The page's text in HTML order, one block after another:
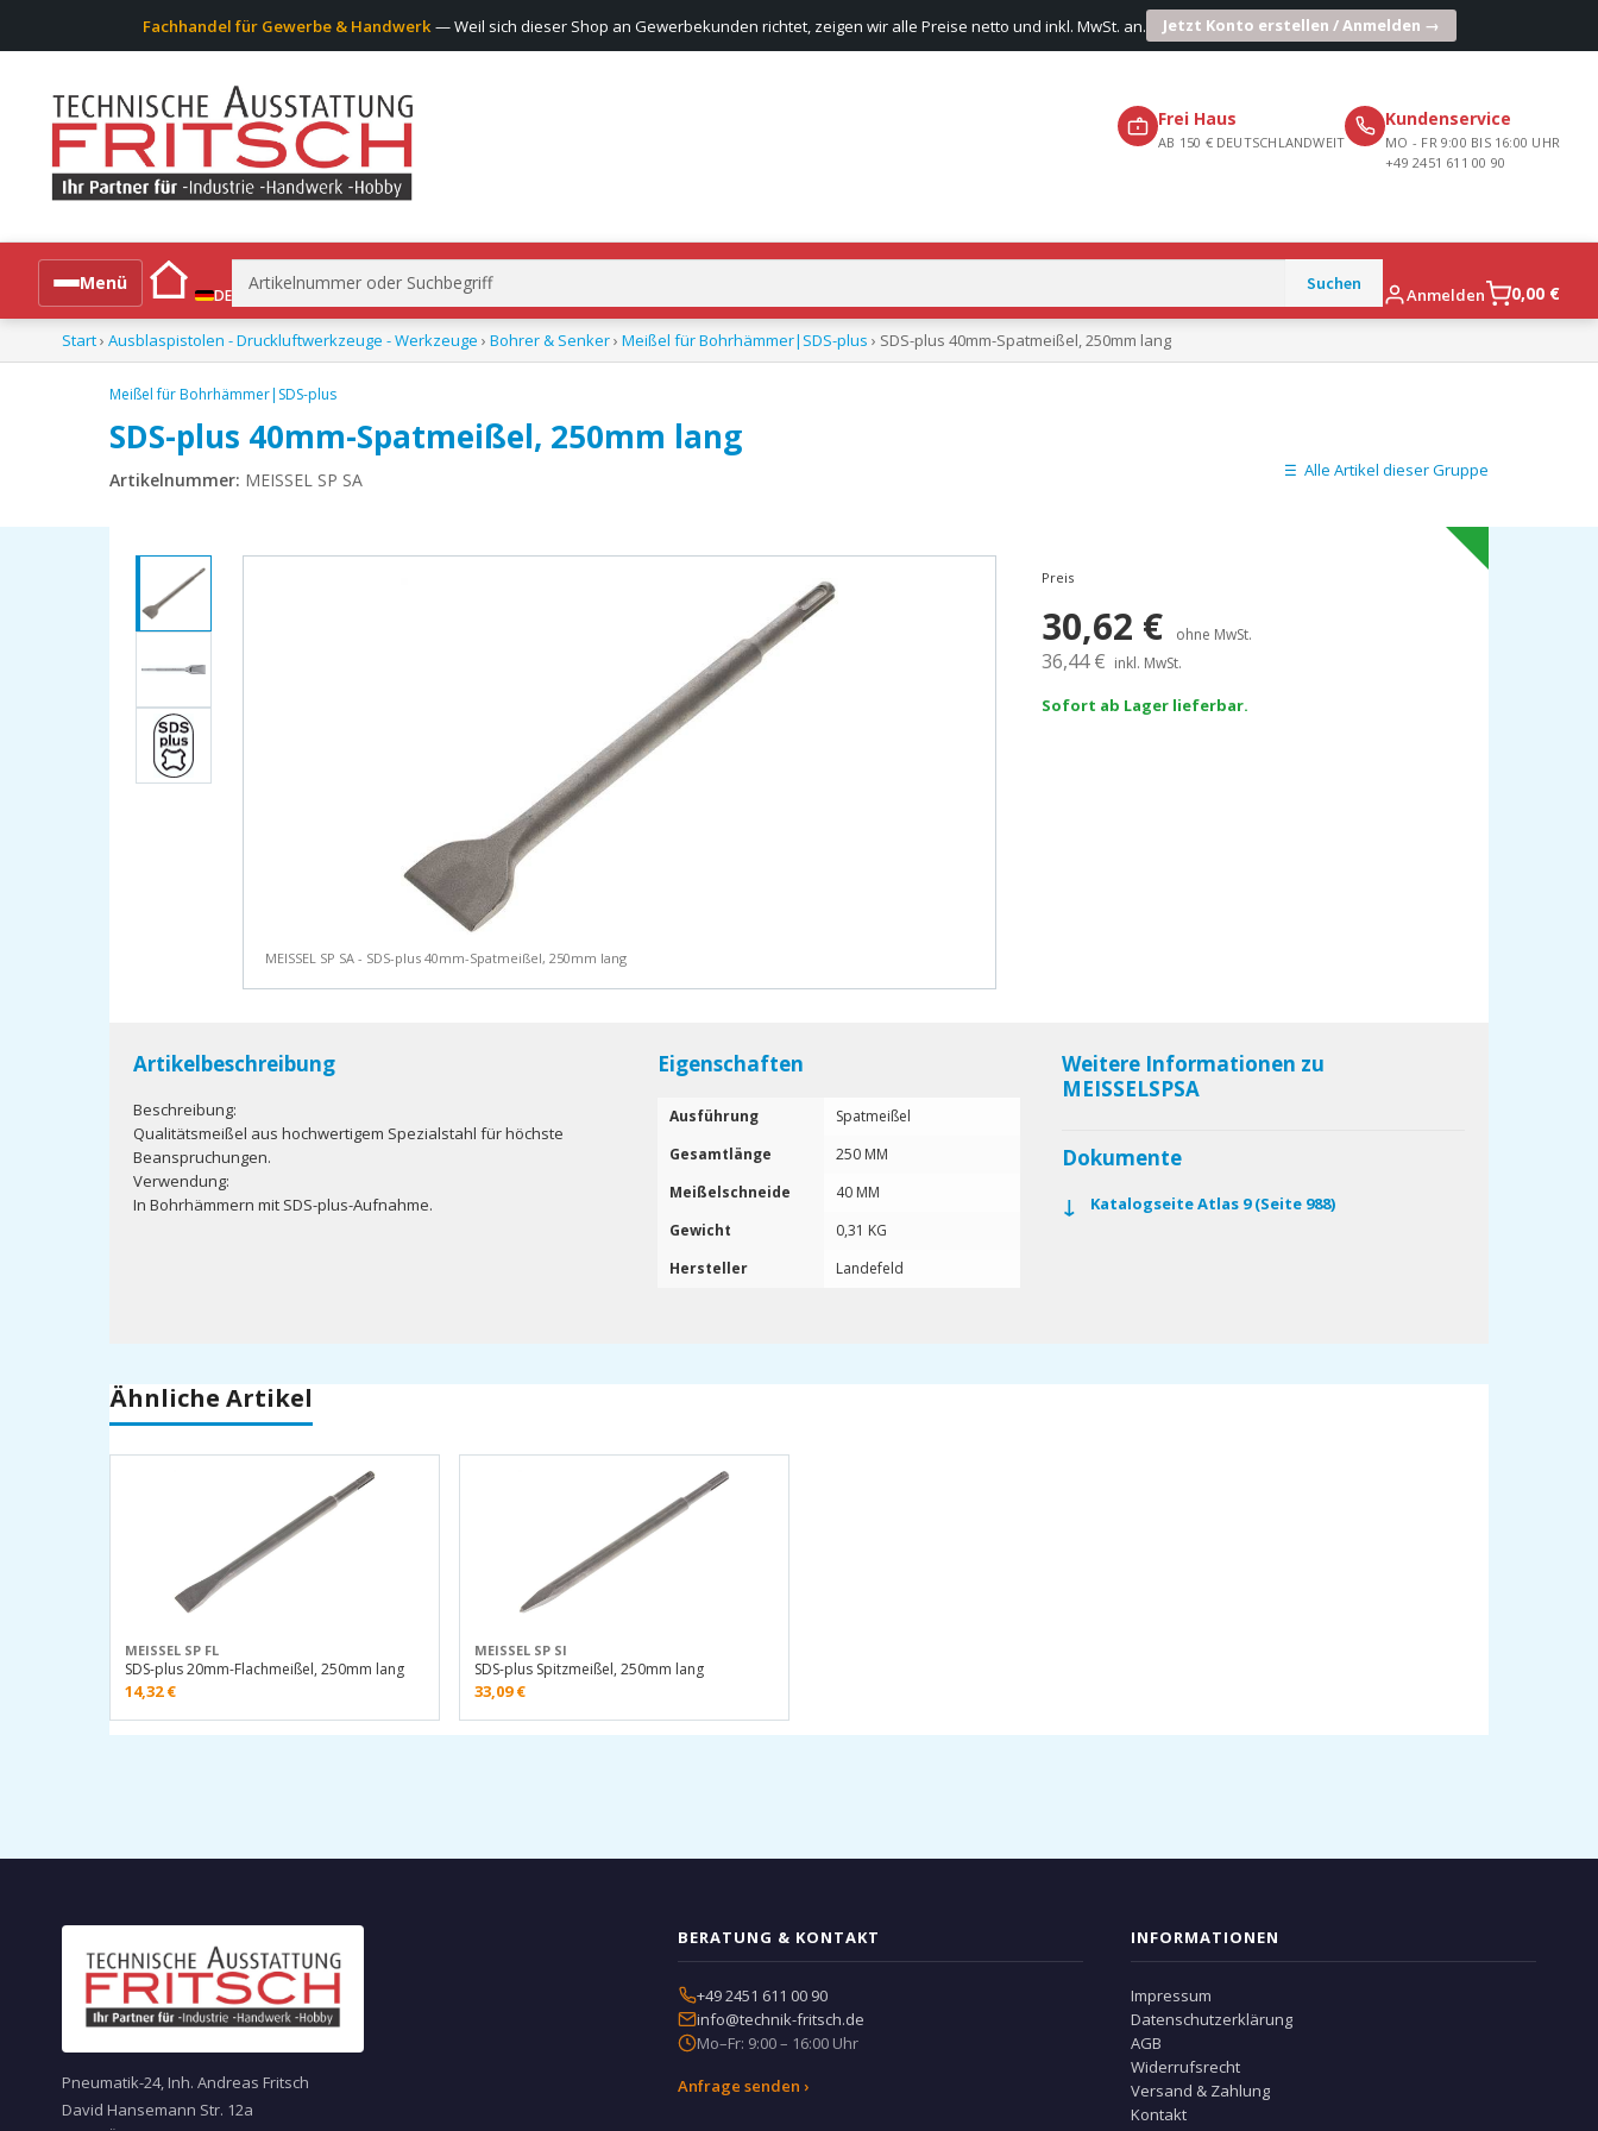
Fachhandel für Gewerbe & Handwerk — Weil sich dieser Shop an Gewerbekunden richtet, zeigen wir alle Preise netto und inkl. MwSt. an. Jetzt Konto erstellen / Anmelden →
Frei Haus
AB 150 € DEUTSCHLANDWEIT
Kundenservice
MO - FR 9:00 BIS 16:00 UHR
+49 2451 611 00 90
Menü
DE
Suchen
nach:
Anmelden 0,00 €
Alle Produkte
Start› Ausblaspistolen - Druckluftwerkzeuge - Werkzeuge › Bohrer & Senker› Meißel für Bohrhämmer|SDS-plus › SDS-plus 40mm-Spatmeißel, 250mm lang
Meißel für Bohrhämmer|SDS-plus
SDS-plus 40mm-Spatmeißel, 250mm lang
Artikelnummer: MEISSEL SP SA Alle Artikel dieser Gruppe
MEISSEL SP SA - SDS-plus 40mm-Spatmeißel, 250mm lang
Preis
30,62 € ohne MwSt.
36,44€ inkl. MwSt.
Sofort ab Lager lieferbar.
Artikelbeschreibung
Beschreibung:
Qualitätsmeißel aus hochwertigem Spezialstahl für höchste
Beanspruchungen.
Verwendung:
In Bohrhämmern mit SDS-plus-Aufnahme.
Eigenschaften
Ausführung
Spatmeißel
Gesamtlänge
250 MM
Meißelschneide
40 MM
Gewicht
0,31 KG
Hersteller
Landefeld
Weitere Informationen zu
MEISSELSPSA
Dokumente
Katalogseite Atlas 9 (Seite 988)
Ähnliche Artikel
MEISSEL SP FL
SDS-plus 20mm-Flachmeißel, 250mm lang
14,32€
MEISSEL SP SI
SDS-plus Spitzmeißel, 250mm lang
33,09€
Pneumatik-24, Inh. Andreas Fritsch
David Hansemann Str. 12a
BERATUNG & KONTAKT
+49 2451 611 00 90
info@technik-fritsch.de
Mo–Fr: 9:00 – 16:00 Uhr
Anfrage senden ›
INFORMATIONEN
Impressum
Datenschutzerklärung
AGB
Widerrufsrecht
Versand & Zahlung
Kontakt